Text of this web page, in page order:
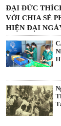
ĐẠI ĐỨC
VỚI CHIA SẺ
HIỆN ĐẠI